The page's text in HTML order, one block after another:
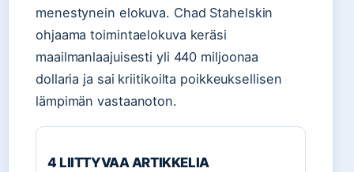
menestynein elokuva. Chad Stahelskin
ohjaama toimintaelokuva keräsi
maailmanlaajuisesti yli 440 miljoonaa
dollaria ja sai kriitikoilta poikkeuksellisen
lämpimän vastaanoton.
4 LIITTYVAA ARTIKKELIA